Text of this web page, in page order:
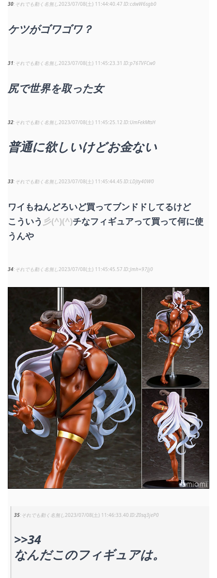
30 それでも動く名無し2023/07/08(土) 11:44:40.47 cdwW6sgb0
ケツがゴワゴワ？
31 それでも動く名無し2023/07/08(土) 11:45:23.31 p76TVFCw0
尻で世界を取った女
32 それでも動く名無し2023/07/08(土) 11:45:25.12 UmFekMtsH
普通に欲しいけどお金ない
33 それでも動く名無し2023/07/08(土) 11:45:44.45 LDJty40W0
ワイもねんどろいど買ってブンドドしてるけど
こういう 彡(^)(^)チなフィギュアって買って何に使
うんや
34 それでも動く名無し2023/07/08(土) 11:45:45.57 Jmh+97Jj0
35 それでも動く名無し2023/07/08(土) 11:46:33.40 Z0sq3jeP0
>>34
なんだこのフィギュアは。